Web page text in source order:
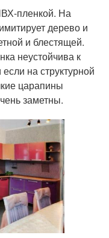
пленкой. На
дерево и
и блестящей.
неустойчива к
на структурной
царапины
заметны.